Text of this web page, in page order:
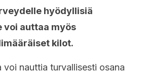
hyödyllisiä
voi auttaa myös
kilot.
voi nauttia turvallisesti osana